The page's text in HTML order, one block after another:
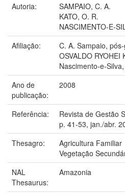
Autoria:
SAMPAIO, C. A.
KATO, O. R.
NASCIMENTO-E-
Afiliação:
C. A. Sampaio,
OSVALDO RYOHEI
Nascimento-e-
Ano de
publicação:
2008
Referência:
Revista de Gestão
p. 41-53, jan./abr.
Thesagro:
Agricultura Familiar
Vegetação
NAL
Thesaurus:
Amazonia